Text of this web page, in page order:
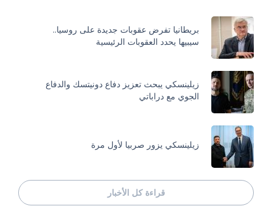
بريطانيا تفرض عقوبات جديدة على روسيا..
سيبيها يحدد العقوبات الرئيسية
زيلينسكي يبحث تعزيز دفاع دونيتسك والدفاع
الجوي مع دراباتي
زيلينسكي يزور صربيا لأول مرة
قراءة كل الأخبار